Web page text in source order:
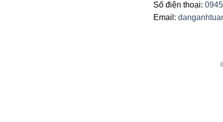
Số điện thoại:
Email: